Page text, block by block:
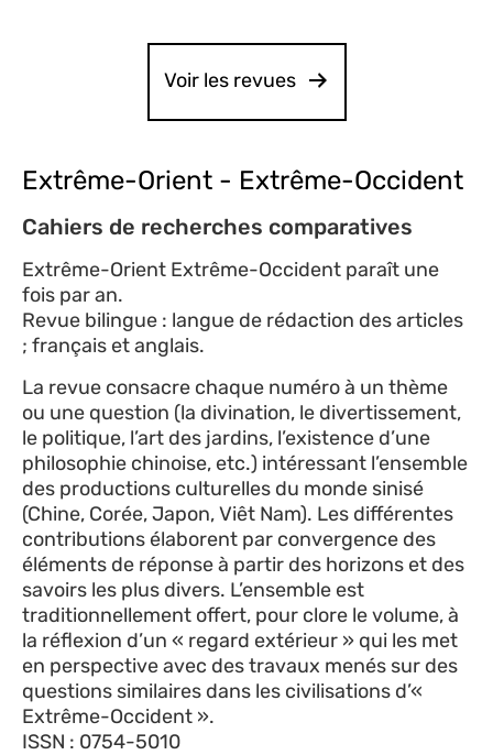
Voir les revues
Extrême-Orient - Extrême-Occident
Cahiers de recherches comparatives
Extrême-Orient Extrême-Occident paraît une
fois par an.
Revue bilingue : langue de rédaction des articles
; français et anglais.
La revue consacre chaque numéro à un thème
ou une question (la divination, le divertissement,
le politique, l’art des jardins, l’existence d’une
philosophie chinoise, etc.) intéressant l’ensemble
des productions culturelles du monde sinisé
(Chine, Corée, Japon, Viêt Nam). Les différentes
contributions élaborent par convergence des
éléments de réponse à partir des horizons et des
savoirs les plus divers. L’ensemble est
traditionnellement offert, pour clore le volume, à
la réflexion d’un « regard extérieur » qui les met
en perspective avec des travaux menés sur des
questions similaires dans les civilisations d’«
Extrême-Occident ».
ISSN : 0754-5010